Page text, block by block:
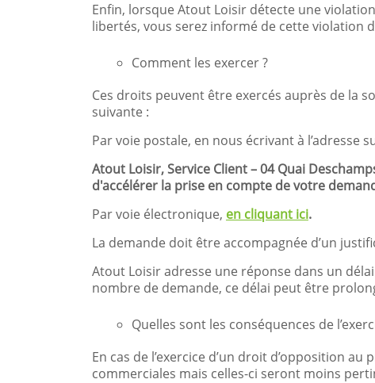
Enfin, lorsque Atout Loisir détecte une
libertés, vous serez informé de cette violation
Comment les exercer ?
Ces droits peuvent être exercés auprès de la
suivante :
Par voie postale, en nous écrivant à l’adresse
Atout Loisir, Service Client – 04 Quai
d'accélérer la prise en compte de votre
Par voie électronique, en cliquant ici.
La demande doit être accompagnée d’un
Atout Loisir adresse une réponse dans un
nombre de demande, ce délai peut être
Quelles sont les conséquences de
En cas de l’exercice d’un droit d’opposition
commerciales mais celles-ci seront moins